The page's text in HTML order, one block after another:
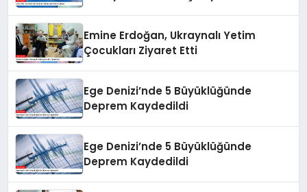
Emine Erdoğan, Ukraynalı Yetim
Çocukları Ziyaret Etti
Ege Denizi’nde 5 Büyüklüğünde
Deprem Kaydedildi
Ege Denizi’nde 5 Büyüklüğünde
Deprem Kaydedildi